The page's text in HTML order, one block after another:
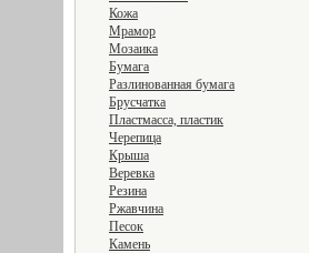
Кожа
Мрамор
Мозаика
Бумага
Разлинованная бумага
Брусчатка
Пластмасса, пластик
Черепица
Крыша
Веревка
Резина
Ржавчина
Песок
Камень